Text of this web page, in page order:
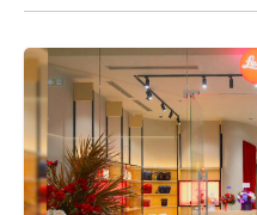
พันธมิตรทางธุรกิจ ยกระดั
ดีไซน์ 4.0 แห่งเดียวใน
Experience Store ในครั้ง